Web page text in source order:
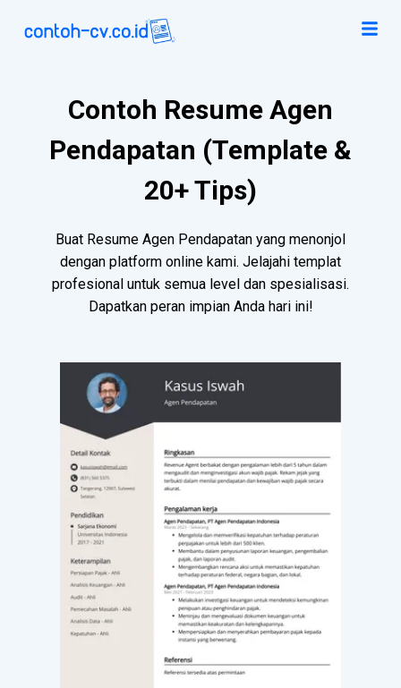
Contoh Resume Agen
Pendapatan (Template &
20+ Tips)
Buat Resume Agen Pendapatan yang menonjol
dengan platform online kami. Jelajahi templat
profesional untuk semua level dan spesialisasi.
Dapatkan peran impian Anda hari ini!